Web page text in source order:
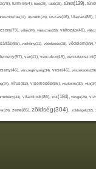
turmix(64), túró(29), tüdő(28), tünet(139),
újszülött(26), úszás(46), Utazás(85),
válás(24), választás(29), változás(48),
vashiány(31), védekezés(28), védelem(59),
vér(41), vércukor(49),
vérszegénység(34), vese(46), veszekedés(29),
vírus(82), viselkedés(86), viszketés(30), vita(34),
vitaminok(86), víz(184), vizsga(26),
zene(85), zöldség(304), zöldségek(32),